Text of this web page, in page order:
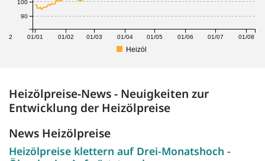
12 01/01 01/02 01/03 01/04 01/05 01/06 01/07 01/08
90
100
Heizöl
Heizölpreise-News - Neuigkeiten zur
Entwicklung der Heizölpreise
News Heizölpreise
Heizölpreise klettern auf Drei-Monatshoch -